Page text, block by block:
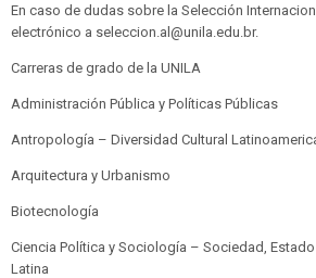
En caso de dudas sobre la Selección
electrónico a seleccion.al@unila.edu.br.
Carreras de grado de la UNILA
Administración Pública y Políticas Públicas
Antropología – Diversidad Cultural
Arquitectura y Urbanismo
Biotecnología
Ciencia Política y Sociología – Sociedad,
Latina